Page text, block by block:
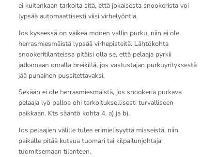
ei kuitenkaan tarkoita sitä, että jokaisesta snookerista voi
lypsää automaattisesti viisi virhelyöntiä.
Jos kyseessä on vaikea monen vallin purku, niin ei ole
herrasmiesmäistä lypsää virhepisteitä. Lähtökohta
snookeritilanteissa pitäisi olla se, että pelaaja pyrkii
jatkamaan omalla breikillä, jos vastustajan purkuyrityksestä
jää punainen pussitettavaksi.
Sekään ei ole herrasmiesmäistä, jos snookeria purkava
pelaaja lyö palloa ohi tarkoituksellisesti turvalliseen
paikkaan. Kts sääntö kohta 4. a) ja b).
Jos pelaajien välille tulee erimielisyyttä misseistä, niin
paikalle pitää kutsua tuomari tai kilpailunjohtaja
tuomitsemaan tilanteen.